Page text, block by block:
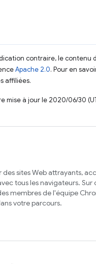
contraire, le contenu
Apache 2.0. Pour en
affiliées.
mise à jour le 2020/06/30
sites Web attrayants,
tous les navigateurs. Sur
membres de l'équipe
votre parcours.